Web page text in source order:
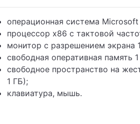
операционная система
процессор x86 с тактовой
монитор с разрешением экрана
свободная оперативная память
свободное пространство на
1 ГБ);
клавиатура, мышь.